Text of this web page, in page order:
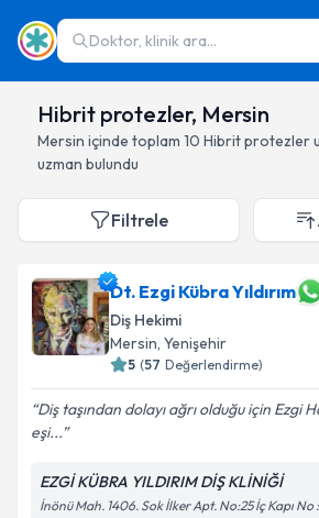
Doktor, klinik ara...
Hibrit protezler, Mersin
Mersin içinde toplam 10 Hibrit protezler
uzman bulundu
Filtrele
Dt. Ezgi Kübra Yıldırım
Diş Hekimi
Mersin, Yenişehir
5 (57 Değerlendirme)
Diş taşından dolayı ağrı olduğu için Ezgi
eşi...
EZGİ KÜBRA YILDIRIM DİŞ KLİNİĞİ
İnönü Mah. 1406. Sok İlker Apt. No:25 İç Kapı No :